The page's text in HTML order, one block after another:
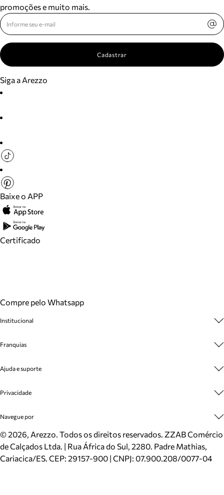
promoções e muito mais.
Cadastrar
Siga a Arezzo
Baixe o APP
Certificado
Compre pelo Whatsapp
Institucional
Cashback
Venda Corporativa
Mapa do Site
Inverno
Mundo Arezzo
Franquias
Plano de Negócio
Ajuda e suporte
Cadastro
Meus Pedidos
Trocas e Devoluções
Cartão Presente
Localizador de lojas
Privacidade
Politica e Privacidade
Navegue por
Sapatos
Bolsas
Scarpins
©2026, Arezzo. Todos os direitos reservados. ZZAB Comércio
de Calçados Ltda. | Rua África do Sul, 2280. Padre Mathias,
Cariacica/ES. CEP: 29157-900 | CNPJ: 07.900.208/0077-04